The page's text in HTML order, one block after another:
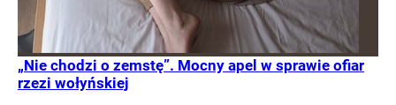
„Nie chodzi o zemstę”. Mocny apel w sprawie ofiar
rzezi wołyńskiej